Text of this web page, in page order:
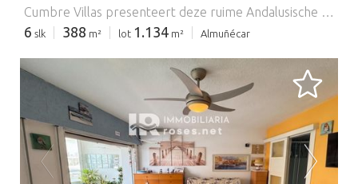
Cumbre Villas presenteert deze ruime Andalusische villa op loopafstand van het strand en het dorp La Herradura, een ligging die de woning bijzonder comfortabel maakt zonder dat u de auto nodig heeft. Het object beschikt over een garage voor 3 auto’s, een onafhankelijke studio, een bodega, verschillende Andalusische patio’s met fontein en een barbecuezone. Het zwembad is zeer privé, wordt omringd door tuin en biedt prachtig zeezicht. De villa heeft een grote woon- en eetkamer en een ruime keuken op de begane grond, evenals een gastentoilet met douche en een kamer die wordt gebruikt als kantoor/logeerkamer. De eerste verdieping telt 4 grote slaapkamers, waarvan één en-suite met minibar en directe toegang tot een ruim terras. De overige 3 slaapkamers delen een badkamer en 2 daarvan hebben toegang tot hetzelfde terras. Deze prachtige Andalusische villa heeft een kleine modernisering nodig om comfortabel te kunnen genieten van de ontspannen levensstijl die de Costa Tropical biedt. De woning beschikt bovendien over meerdere veranda’s die zouden kunnen worden afgesloten om de leefruimtes verder uit te breiden. Neem contact op met Cumbre Villas voor meer informatie of om een bezichtiging te plannen.
6 slk 388 m² lot 1.134 m² Almuñécar
BEZIG MET LADEN...